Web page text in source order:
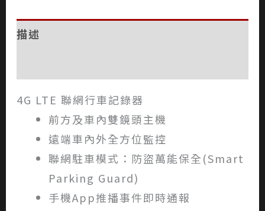
描述
4G LTE 聯網行車記錄器
前方及車內雙鏡頭主機
遠端車內外全方位監控
聯網駐車模式：防盜萬能保全(Smart
Parking Guard)
手機App推播事件即時通報